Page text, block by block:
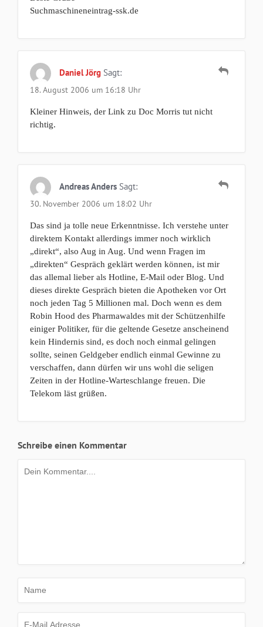
Suchmaschineneintrag-ssk.de
Daniel Jörg Sagt:
18. August 2006 um 16:18 Uhr
Kleiner Hinweis, der Link zu Doc Morris tut nicht
richtig.
Andreas Anders Sagt:
30. November 2006 um 18:02 Uhr
Das sind ja tolle neue Erkenntnisse. Ich verstehe unter
direktem Kontakt allerdings immer noch wirklich
„direkt“, also Aug in Aug. Und wenn Fragen im
„direkten“ Gespräch geklärt werden können, ist mir
das allemal lieber als Hotline, E-Mail oder Blog. Und
dieses direkte Gespräch bieten die Apotheken vor Ort
noch jeden Tag 5 Millionen mal. Doch wenn es dem
Robin Hood des Pharmawaldes mit der Schützenhilfe
einiger Politiker, für die geltende Gesetze anscheinend
kein Hindernis sind, es doch noch einmal gelingen
sollte, seinen Geldgeber endlich einmal Gewinne zu
verschaffen, dann dürfen wir uns wohl die seligen
Zeiten in der Hotline-Warteschlange freuen. Die
Telekom läst grüßen.
Schreibe einen Kommentar